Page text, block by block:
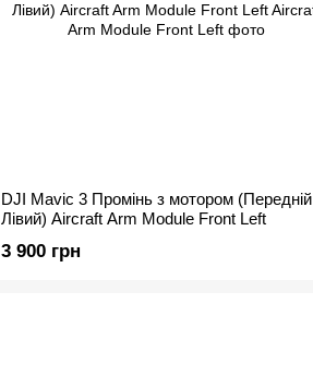
DJI Mavic 3 Промінь з мотором (Передній
Лівий) Aircraft Arm Module Front Left
3 900 грн